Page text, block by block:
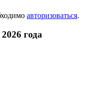
авторизоваться.
года